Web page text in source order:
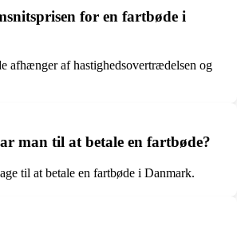
for en fartbøde i
afhænger af hastighedsovertrædelsen og
man til at betale en fartbøde?
til at betale en fartbøde i Danmark.